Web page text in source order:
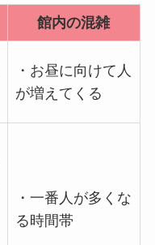
館内の混雑
・お昼に向けて人
が増えてくる
・一番人が多くな
る時間帯